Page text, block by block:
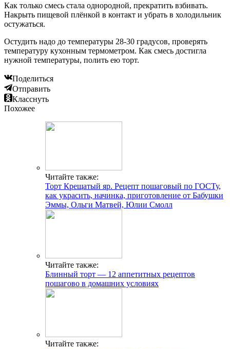
Как только смесь стала однородной, прекратить взбивать.
Накрыть пищевой плёнкой в контакт и убрать в холодильник
остужаться.
Остудить надо до температуры 28-30 градусов, проверять
температуру кухонным термометром. Как смесь достигла
нужной температуры, полить ею торт.
Поделиться
Отправить
Класснуть
Похожее
Читайте также:
Торт Крещатый яр. Рецепт пошаговый по ГОСТу,
как украсить, начинка, приготовление от Бабушки
Эммы, Ольги Матвей, Юлии Смолл
Читайте также:
Блинный торт — 12 аппетитных рецептов
пошагово в домашних условиях
Читайте также: